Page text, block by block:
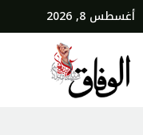
أغسطس 8, 2026